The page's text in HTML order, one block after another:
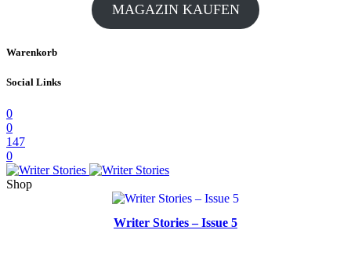
MAGAZIN KAUFEN
Warenkorb
Social Links
0
0
147
0
Shop
Writer Stories – Issue 5